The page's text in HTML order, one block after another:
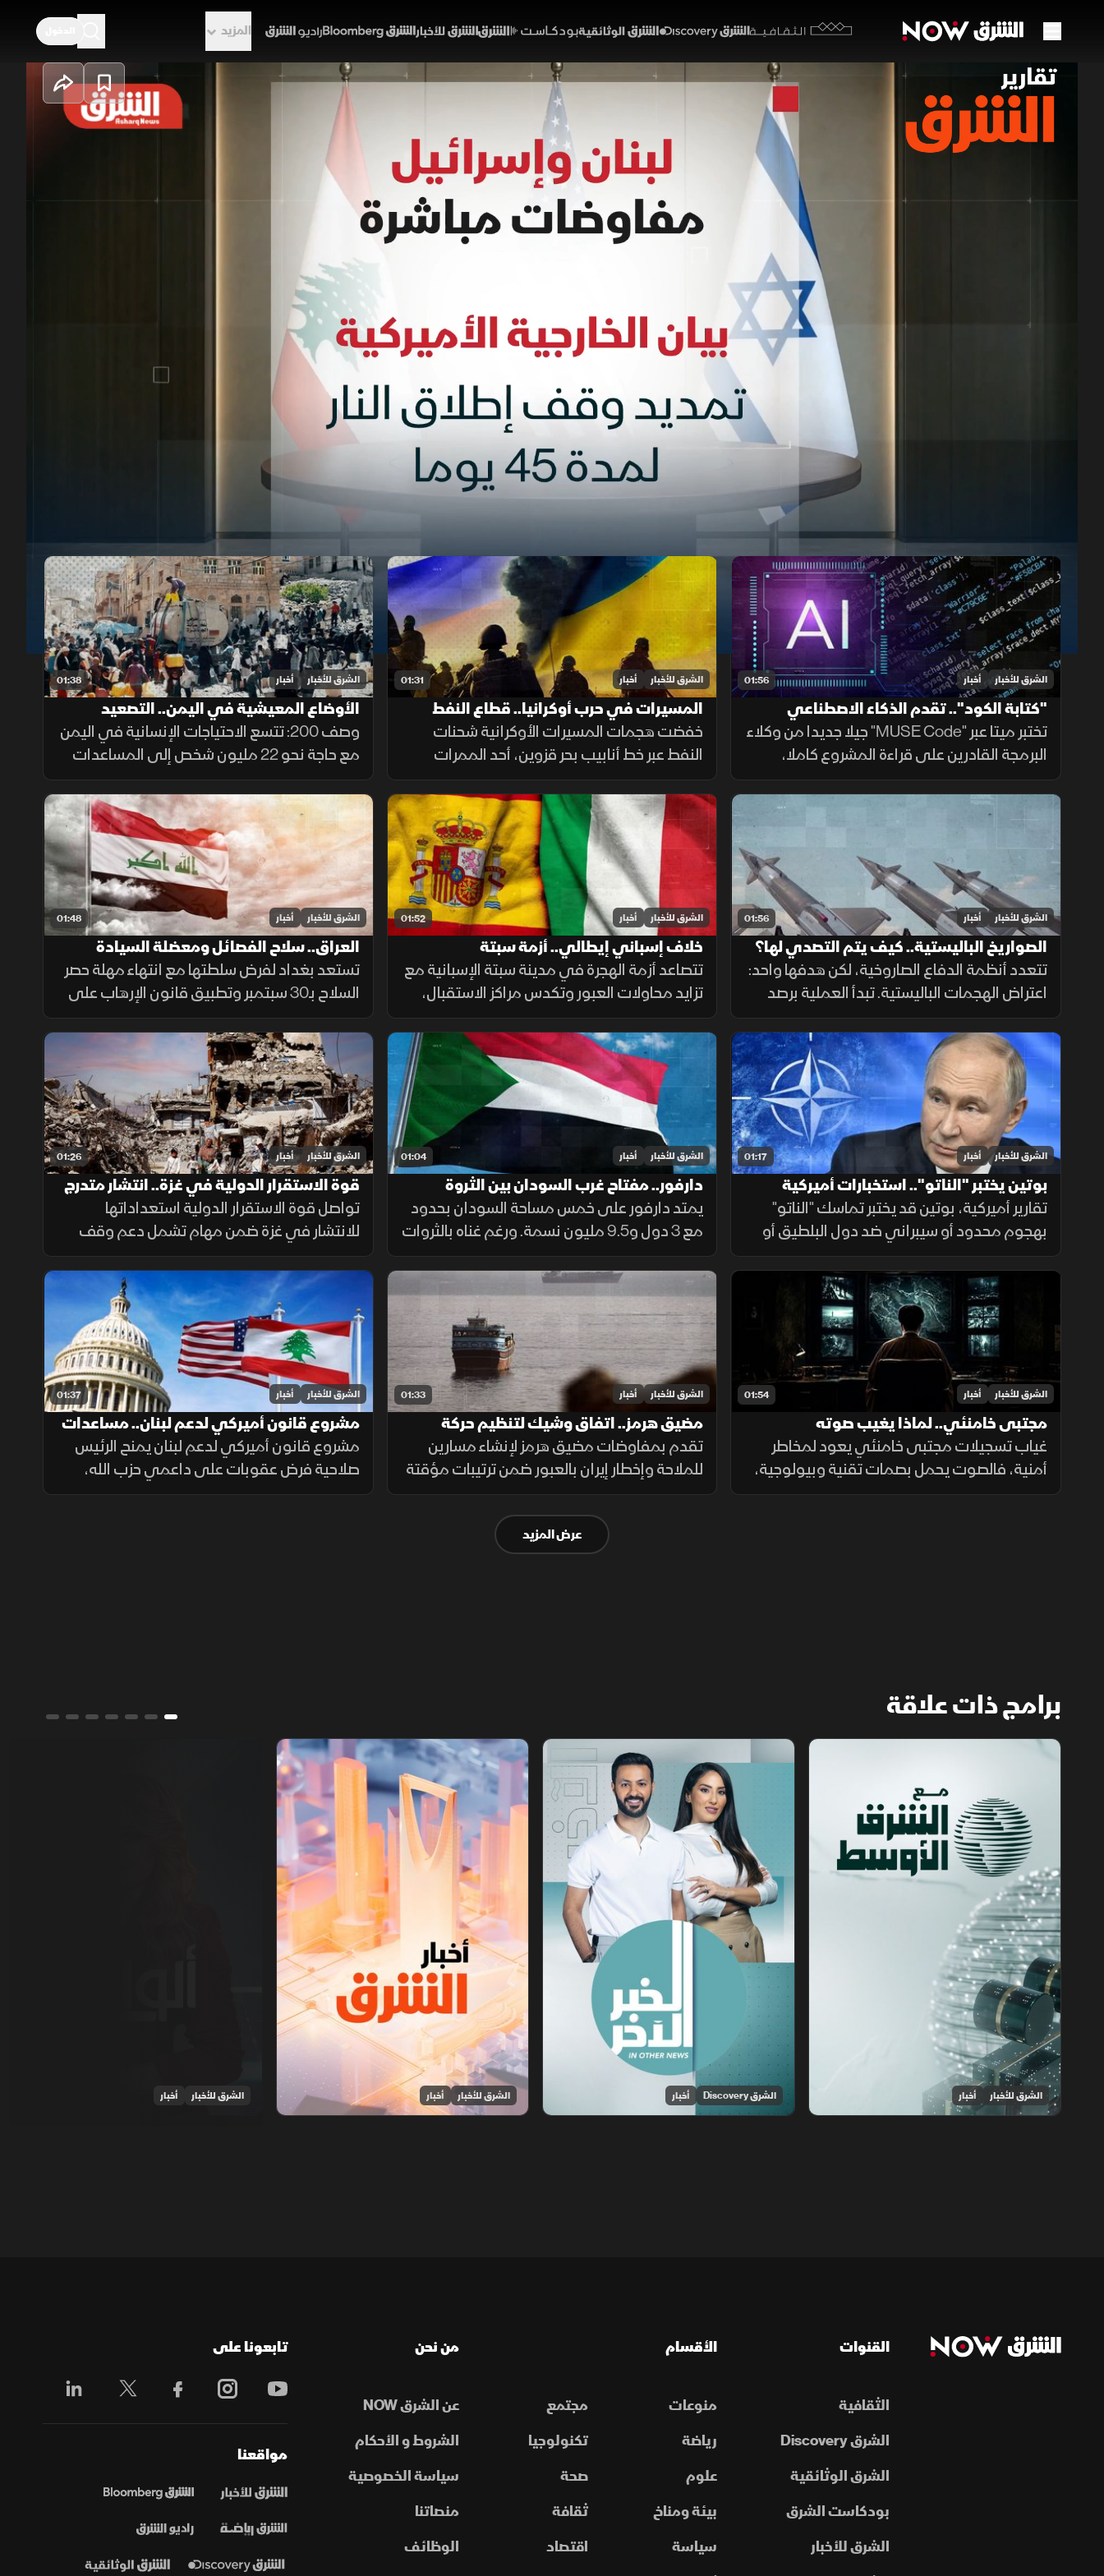
الثقافية
المزيد
00:12/02:40 1x auto
لبنان وإسرائيل.. مفاوضات مباشرة
16 مايو 2026
تقارير الشرق
شهدت جولة المفاوضات المباشرة برعاية أميركية تقارباً في وجهات النظر لتمديد وقف إطلاق النار وإطلاق
مسار أمني بمشاركة وفود عسكرية، ويتمسك الجانب اللبناني بخمس نقاط أساسية تضمن الانسحاب
الإسرائيلي الكامل من الجنوب، وعودة النازحين إلى قراهم، وانتشار الجيش اللبناني لحماية أمن المواطنين
وصون السيادة الوطنية.
تقارير الشرق
حلقات الموسم 2026
01:56 الشرق للأخبار أخبار
"كتابة الكود".. تقدم الذكاء الاصطناعي
تختبر ميتا عبر "MUSE Code" جيلا جديدا من وكلاء
البرمجة القادرين على قراءة المشروع كاملا،
وتقسيم المهام وتشغيل الأدوات والاختبارات،
مع تنفيذ عدة عمليات بالتوازي.
01:31 الشرق للأخبار أخبار
المسيرات في حرب أوكرانيا.. قطاع النفط
يتأثر بسبب الهجمات
خفضت هجمات المسيرات الأوكرانية شحنات
النفط عبر خط أنابيب بحر قزوين، أحد الممرات
الرئيسية لصادرات كازاخستان، ما أضاف ضغوطا
جديدة على أسواق الطاقة والنقل البحري.
01:38 الشرق للأخبار أخبار
الأوضاع المعيشية في اليمن.. التصعيد
الحوثي يعمق الأزمةوصف 200: تتسع الاحتياجات الإنسانية في اليمن
مع حاجة نحو 22 مليون شخص إلى المساعدات
والحماية، وسط تفاقم انعدام الأمن الغذائي
ونقص حاد في تمويل خطة الاستجابة الإنسانية
01:56 الشرق للأخبار أخبار
الصواريخ الباليستية.. كيف يتم التصدي لها؟
تتعدد أنظمة الدفاع الصاروخية، لكن هدفها واحد:
اعتراض الهجمات الباليستية. تبدأ العملية برصد
الصاروخ عبر الأقمار الصناعية والرادارات، ثم حساب
مساره وإطلاق صاروخ اعتراضي، مع طبقات
دفاعية أخرى
01:52 الشرق للأخبار أخبار
خلاف إسباني إيطالي.. أزمة سبتة
تتصاعد أزمة الهجرة في مدينة سبتة الإسبانية مع
تزايد محاولات العبور وتكدس مراكز الاستقبال،
فيما تواصل السلطات ملاحقة شبكات التهريب
وسط تداعيات إنسانية وأمنية تمتد إلى الساحة
الأوروبية.
01:48 الشرق للأخبار أخبار
العراق.. سلاح الفصائل ومعضلة السيادة
تستعد بغداد لفرض سلطتها مع انتهاء مهلة حصر
السلاح بـ30 سبتمبر وتطبيق قانون الإرهاب على
المخالفين، وسط تجاوب فصائل وتسليم مقرها،
مقابل رفض أخرى كـ"كتائب حزب الله" لربطها
الملف بالصراع الإقليمي.
01:17 الشرق للأخبار أخبار
بوتين يختبر "الناتو".. استخبارات أميركية
تقارير أميركية، بوتين قد يختبر تماسك "الناتو"
بهجوم محدود أو سيبراني ضد دول البلطيق أو
بولندا للتشكيك بالمادة الـ5، في حال فشله
بتأمين مخرج يحفظ ماء الوجه بأوكرانيا خلال
السنوات القادمة.
01:04 الشرق للأخبار أخبار
دارفور.. مفتاح غرب السودان بين الثروة
والمأساة
يمتد دارفور على خمس مساحة السودان بحدود
مع 3 دول و9.5 مليون نسمة. ورغم غناه بالثروات
الحيوانية والمعدنية وجبل مرة، يعاني كارثة
إنسانية وجرائم حرب منذ 2003، أحيلت للجنائية
الدولية عام 2005.
01:26 الشرق للأخبار أخبار
قوة الاستقرار الدولية في غزة.. انتشار متدرج
وتحديات معقدة
تواصل قوة الاستقرار الدولية استعداداتها
للانتشار في غزة ضمن مهام تشمل دعم وقف
إطلاق النار وتأمين المساعدات وتدريب الشرطة
المدنية، وسط تحديات سياسية وأمنية معقدة.
01:54 الشرق للأخبار أخبار
مجتبى خامنئي.. لماذا يغيب صوته
غياب تسجيلات مجتبى خامنئي يعود لمخاطر
أمنية، فالصوت يحمل بصمات تقنية وبيولوجية،
ويكشف للتحليل الاستخباراتي مكان التسجيل،
01:33 الشرق للأخبار أخبار
مضيق هرمز.. اتفاق وشيك لتنظيم حركة
الملاحة
تقدم بمفاوضات مضيق هرمز لإنشاء مسارين
للملاحة وإخطار إيران بالعبور ضمن ترتيبات مؤقتة
لـ60 يوماً لعودة النفط، وسط حذر إيراني واشتراط
أميركي بحرية الملاحة دون قيود.
01:37 الشرق للأخبار أخبار
مشروع قانون أميركي لدعم لبنان.. مساعدات
وعقوبات
مشروع قانون أميركي لدعم لبنان يمنح الرئيس
صلاحية فرض عقوبات على داعمي حزب الله،
ويربط أكثر من نصف المساعدات بتقدم بيروت
عرض المزيد
برامج ذات علاقة
مع الشرق الأوسط
الشرق للأخبار أخبار
الخبر الآخر
الشرق Discovery أخبار
أخبار الشرق
الشرق للأخبار أخبار الشرق للأخبار أخبار
القنوات
الثقافية
الشرق Discovery
الشرق الوثائقية
بودكاست الشرق
الشرق للأخبار
الأقسام
منوعات
مجتمع
رياضة
تكنولوجيا
علوم
صحة
بيئة ومناخ
ثقافة
سياسة
اقتصاد
من نحن
عن الشرق NOW
الشروط و الأحكام
سياسة الخصوصية
منصاتنا
الوظائف
تابعونا على
مواقعنا